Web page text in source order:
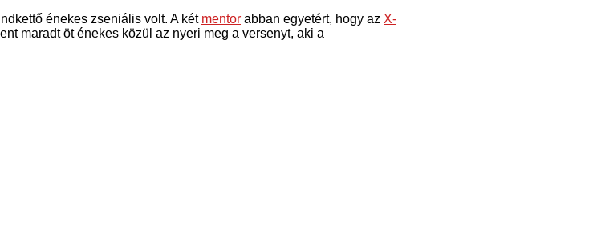
énekes zseniális volt. A két mentor abban egyetért, hogy az X-
maradt öt énekes közül az nyeri meg a versenyt, aki a